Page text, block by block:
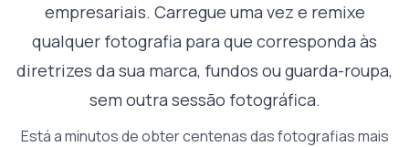
empresariais. Carregue uma vez e remixe
qualquer fotografia para que corresponda às
diretrizes da sua marca, fundos ou guarda-roupa,
sem outra sessão fotográfica.
Está a minutos de obter centenas das fotografias mais